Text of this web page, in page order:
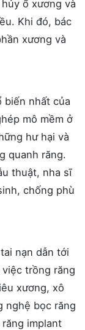
ổ xương và
Khi đó, bác
xương và
biến nhất của
mô mềm ở
hư hại và
quanh răng.
thuật, nha sĩ
chống phù
nạn dẫn tới
trồng răng
xương, xô
nghệ bọc răng
implant